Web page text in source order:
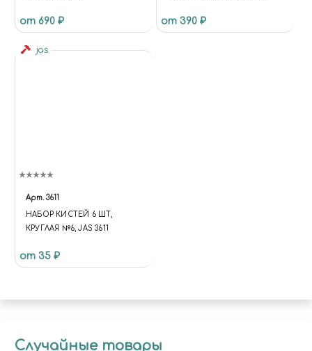
от 690 ₽ от 390 ₽
jas
Арт. 3611
НАБОР КИСТЕЙ 6 ШТ,
КРУГЛАЯ №6, JAS 3611
от 35 ₽
Случайные товары